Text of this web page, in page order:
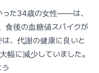
た34歳の女性——は、
食後の血糖値スパイクが
、代謝の健康に良いと
幅に減少していました。